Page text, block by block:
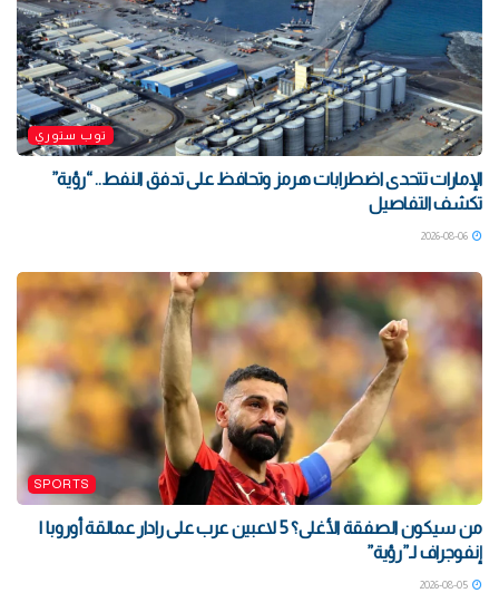
توب ستوري
الإمارات تتحدى اضطرابات هرمز وتحافظ على تدفق النفط.. “رؤية”
تكشف التفاصيل
SPORTS
من سيكون الصفقة الأغلى؟ 5 لاعبين عرب على رادار عمالقة أوروبا |
إنفوجراف لـ”رؤية”